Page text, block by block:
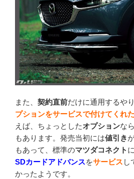
また、 契約直前だけに通用するや
プションをサービスで付けてくれ
えば、ちょっとしたオプションな
もあります。発売当初には値引き
もあって、標準のマツダコネクト に
SDカードアドバンスをサービス し
かったようです。